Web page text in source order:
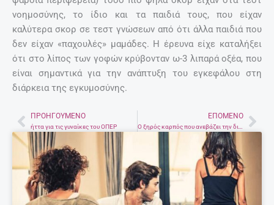
νοημοσύνης, το ίδιο και τα παιδιά τους, που είχαν
καλύτερα σκορ σε τεστ γνώσεων από ότι άλλα παιδιά που
δεν είχαν «παχουλές» μαμάδες. Η έρευνα είχε καταλήξει
ότι στο λίπος των γοφών κρύβονταν ω-3 λιπαρά οξέα, που
είναι σημαντικά για την ανάπτυξη του εγκεφάλου στη
διάρκεια της εγκυμοσύνης.
PrevΠΡΟΗΓΟΎΜΕΝΟ
ήττα για τις γυναίκες του ΟΠΕΡ
ΕΠΌΜΕΝΟ